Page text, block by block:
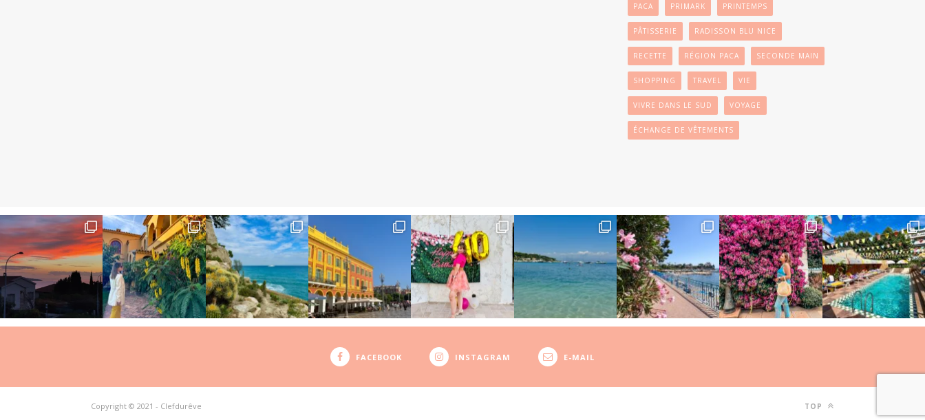
PACA PRIMARK PRINTEMPS
PÂTISSERIE RADISSON BLU NICE
RECETTE RÉGION PACA SECONDE MAIN
SHOPPING TRAVEL VIE
VIVRE DANS LE SUD VOYAGE
ÉCHANGE DE VÊTEMENTS
FACEBOOK INSTAGRAM E-MAIL
Copyright © 2021 - Clefdurêve TOP